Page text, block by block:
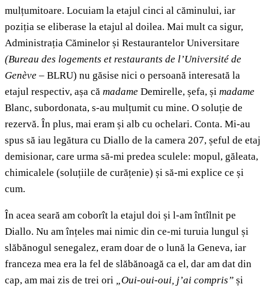
mulțumitoare. Locuiam la etajul cinci al căminului, iar
poziția se eliberase la etajul al doilea. Mai mult ca sigur,
Administrația Căminelor și Restaurantelor Universitare
(Bureau des logements et restaurants de l’Université de
Genève – BLRU) nu găsise nici o persoană interesată la
etajul respectiv, așa că madame Demirelle, șefa, și madame
Blanc, subordonata, s-au mulțumit cu mine. O soluție de
rezervă. În plus, mai eram și alb cu ochelari. Conta. Mi-au
spus să iau legătura cu Diallo de la camera 207, șeful de etaj
demisionar, care urma să-mi predea sculele: mopul, găleata,
chimicalele (soluțiile de curățenie) și să-mi explice ce și
cum.
În acea seară am coborît la etajul doi și l-am întîlnit pe
Diallo. Nu am înțeles mai nimic din ce-mi turuia lungul și
slăbănogul senegalez, eram doar de o lună la Geneva, iar
franceza mea era la fel de slăbănoagă ca el, dar am dat din
cap, am mai zis de trei ori „Oui-oui-oui, j’ai compris” și